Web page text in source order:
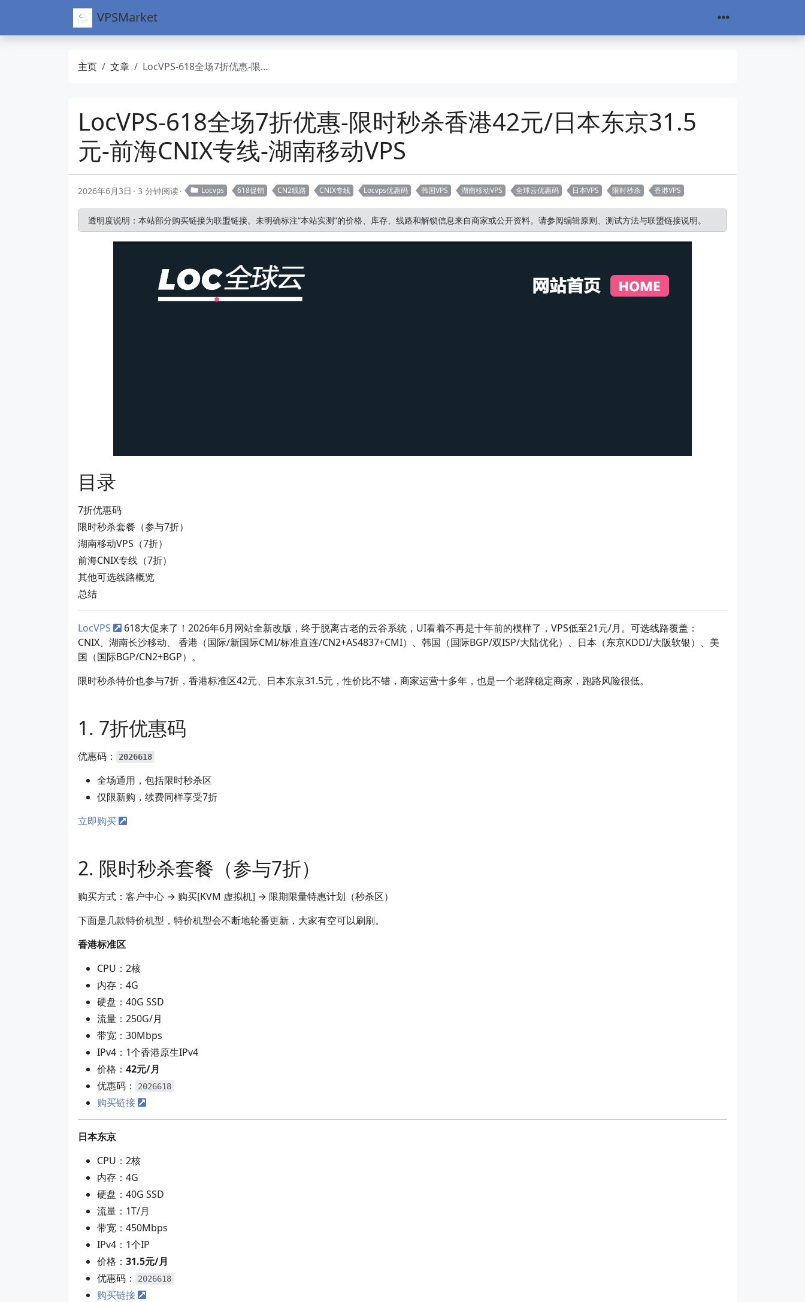
VPSMarket
主页 文章 LocVPS-618全场7折优惠-限时秒杀香港42元/日本东京31.5元-前海CNIX专线-湖南移动VPS
LocVPS-618全场7折优惠-限时秒杀香港42元/日本东京31.5
元-前海CNIX专线-湖南移动VPS
2026年6月3日 3 分钟阅读 Locvps 618促销 CN2线路 CNIX专线 Locvps优惠码 韩国VPS 湖南移动VPS 全球云优惠码 日本VPS 限时秒杀 香港VPS
透明度说明：本站部分购买链接为联盟链接。未明确标注“本站实测”的价格、库存、线路和解锁信息来自商家或公开资料。请参阅编辑原则、 测试方法与联盟链接说明。
目录
7折优惠码
限时秒杀套餐（参与7折）
湖南移动VPS（7折）
前海CNIX专线（7折）
其他可选线路概览
总结
LocVPS
618大促来了！2026年6月网站全新改版，终于脱离古老的云谷系统，UI看着不再是十年前的模样了，VPS低至21元/月。可选线路覆盖：
CNIX、湖南长沙移动、 香港（国际/新国际CMI/标准直连/CN2+AS4837+CMI）、韩国（国际BGP/双ISP/大陆优化）、日本（东京KDDI/大阪软银）、美
国（国际BGP/CN2+BGP）。
限时秒杀特价也参与7折，香港标准区42元、日本东京31.5元，性价比不错，商家运营十多年，也是一个老牌稳定商家，跑路风险很低。
7折优惠码
优惠码： 2026618
全场通用，包括限时秒杀区
仅限新购，续费同样享受7折
立即购买
限时秒杀套餐（参与7折）
购买方式：客户中心 → 购买[KVM 虚拟机] → 限期限量特惠计划（秒杀区）
下面是几款特价机型，特价机型会不断地轮番更新，大家有空可以刷刷。
香港标准区
CPU：2核
内存：4G
硬盘：40G SSD
流量：250G/月
带宽：30Mbps
IPv4：1个香港原生IPv4
价格： 42元/月
优惠码：
2026618
购买链接
日本东京
CPU：2核
内存：4G
硬盘：40G SSD
流量：1T/月
带宽：450Mbps
IPv4：1个IP
价格： 31.5元/月
优惠码：
2026618
购买链接